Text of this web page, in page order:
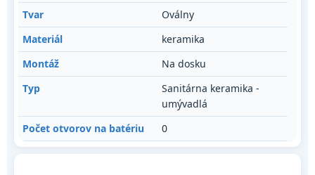
Tvar
Oválny
Materiál
keramika
Montáž
Na dosku
Typ
Sanitárna keramika -
umývadlá
Počet otvorov na batériu
0